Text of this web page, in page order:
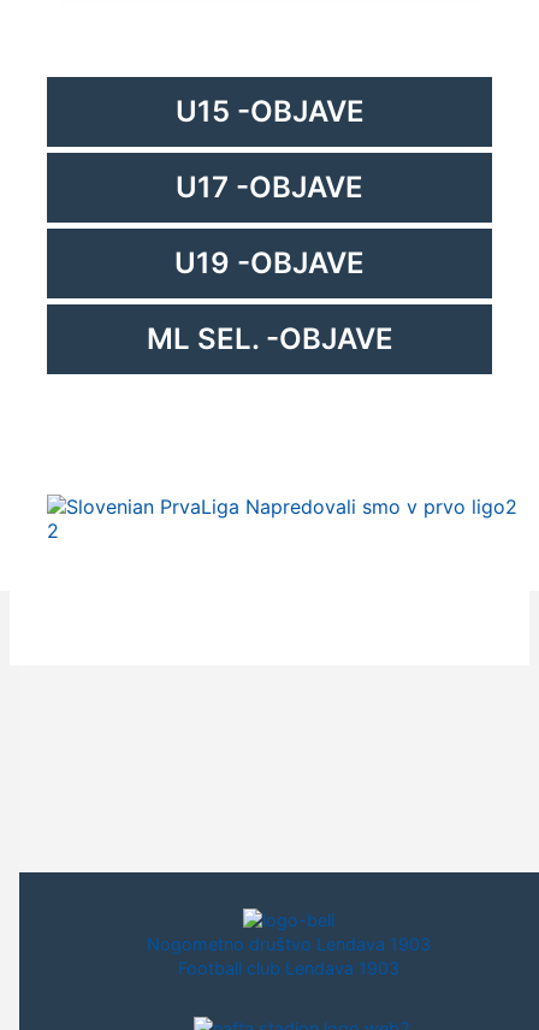
U15 -OBJAVE
U17 -OBJAVE
U19 -OBJAVE
ML SEL. -OBJAVE
Nogometno društvo Lendava 1903
Football club Lendava 1903